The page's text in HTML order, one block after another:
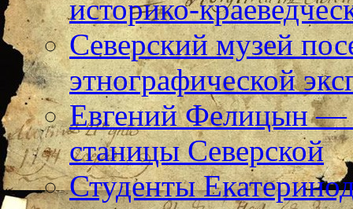
историко-
Северский музей
этнографической
Евгений Фелицын —
станицы Северской
Студенты